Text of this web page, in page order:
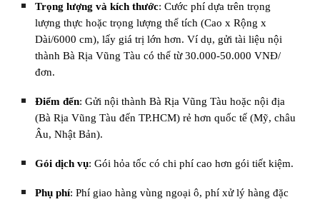
Trọng lượng và kích thước: Cước phí dựa trên trọng
lượng thực hoặc trọng lượng thể tích (Cao x Rộng x
Dài/6000 cm), lấy giá trị lớn hơn. Ví dụ, gửi tài liệu nội
thành Bà Rịa Vũng Tàu có thể từ 30.000-50.000 VNĐ/
đơn.
Điểm đến: Gửi nội thành Bà Rịa Vũng Tàu hoặc nội địa
(Bà Rịa Vũng Tàu đến TP.HCM) rẻ hơn quốc tế (Mỹ, châu
Âu, Nhật Bản).
Gói dịch vụ: Gói hỏa tốc có chi phí cao hơn gói tiết kiệm.
Phụ phí: Phí giao hàng vùng ngoại ô, phí xử lý hàng đặc